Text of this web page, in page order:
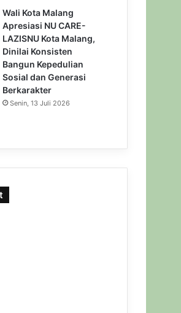
Wali Kota Malang
Apresiasi NU CARE-
LAZISNU Kota Malang,
Dinilai Konsisten
Bangun Kepedulian
Sosial dan Generasi
Berkarakter
Senin, 13 Juli 2026